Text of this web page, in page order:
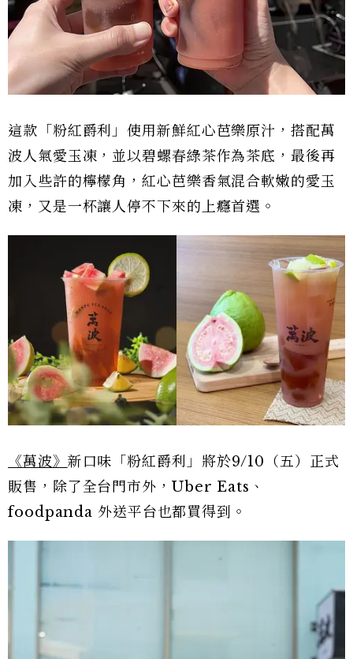
這款「粉紅爵利」使用新鮮紅心芭樂原汁，搭配萬
波人氣愛玉凍，並以碧螺春綠茶作為茶底，最後再
加入些許的檸檬角，紅心芭樂香氣混合軟嫩的愛玉
凍，又是一杯讓人停不下來的上癮首選。
《萬波》 新口味「粉紅爵利」將於9/10（五）正式
販售，除了全台門市外，Uber Eats、
foodpanda 外送平台也都買得到。